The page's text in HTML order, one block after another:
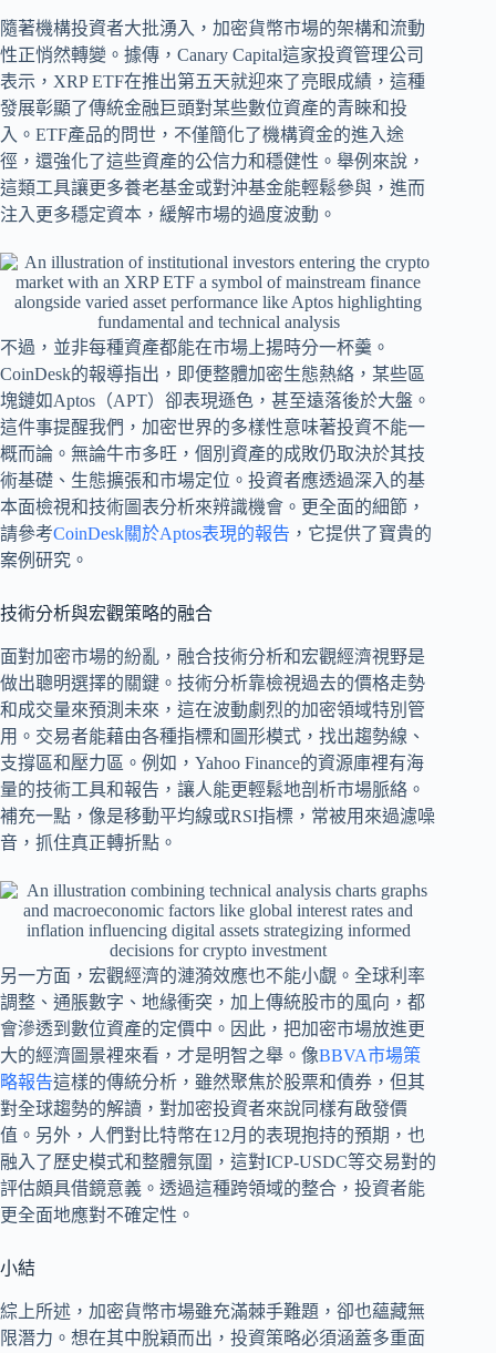
隨著機構投資者大批湧入，加密貨幣市場的架構和流動
性正悄然轉變。據傳，Canary Capital這家投資管理公司
表示，XRP ETF在推出第五天就迎來了亮眼成績，這種
發展彰顯了傳統金融巨頭對某些數位資產的青睞和投
入。ETF產品的問世，不僅簡化了機構資金的進入途
徑，還強化了這些資產的公信力和穩健性。舉例來說，
這類工具讓更多養老基金或對沖基金能輕鬆參與，進而
注入更多穩定資本，緩解市場的過度波動。
不過，並非每種資產都能在市場上揚時分一杯羹。
CoinDesk的報導指出，即便整體加密生態熱絡，某些區
塊鏈如Aptos（APT）卻表現遜色，甚至遠落後於大盤。
這件事提醒我們，加密世界的多樣性意味著投資不能一
概而論。無論牛市多旺，個別資產的成敗仍取決於其技
術基礎、生態擴張和市場定位。投資者應透過深入的基
本面檢視和技術圖表分析來辨識機會。更全面的細節，
請參考CoinDesk關於Aptos表現的報告 ，它提供了寶貴的
案例研究。
技術分析與宏觀策略的融合
面對加密市場的紛亂，融合技術分析和宏觀經濟視野是
做出聰明選擇的關鍵。技術分析靠檢視過去的價格走勢
和成交量來預測未來，這在波動劇烈的加密領域特別管
用。交易者能藉由各種指標和圖形模式，找出趨勢線、
支撐區和壓力區。例如，Yahoo Finance的資源庫裡有海
量的技術工具和報告，讓人能更輕鬆地剖析市場脈絡。
補充一點，像是移動平均線或RSI指標，常被用來過濾噪
音，抓住真正轉折點。
另一方面，宏觀經濟的漣漪效應也不能小覷。全球利率
調整、通脹數字、地緣衝突，加上傳統股市的風向，都
會滲透到數位資產的定價中。因此，把加密市場放進更
大的經濟圖景裡來看，才是明智之舉。像BBVA市場策
略報告這樣的傳統分析，雖然聚焦於股票和債券，但其
對全球趨勢的解讀，對加密投資者來說同樣有啟發價
值。另外，人們對比特幣在12月的表現抱持的預期，也
融入了歷史模式和整體氛圍，這對ICP-USDC等交易對的
評估頗具借鏡意義。透過這種跨領域的整合，投資者能
更全面地應對不確定性。
小結
綜上所述，加密貨幣市場雖充滿棘手難題，卻也蘊藏無
限潛力。想在其中脫穎而出，投資策略必須涵蓋多重面